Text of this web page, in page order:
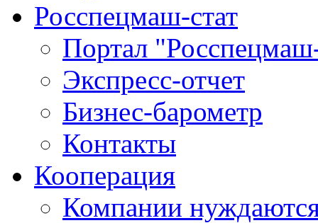
Росспецмаш-стат
Портал
Экспресс-отчет
Бизнес-барометр
Контакты
Кооперация
Компании